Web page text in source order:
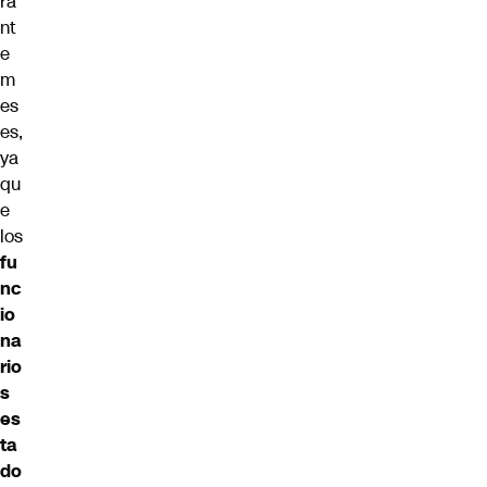
nt
e
m
es
es,
ya
qu
e
los
fu
nc
io
na
rio
s
es
ta
do